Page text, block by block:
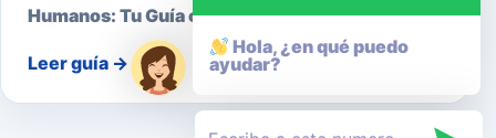
Humanos: Tu Guía cara…
Leer guía →
Hola, ¿en qué puedo
ayudar?